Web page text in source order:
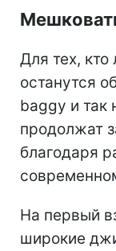
Для тех,
останутся
baggy и
продолжат
благодаря
На первый
широкие